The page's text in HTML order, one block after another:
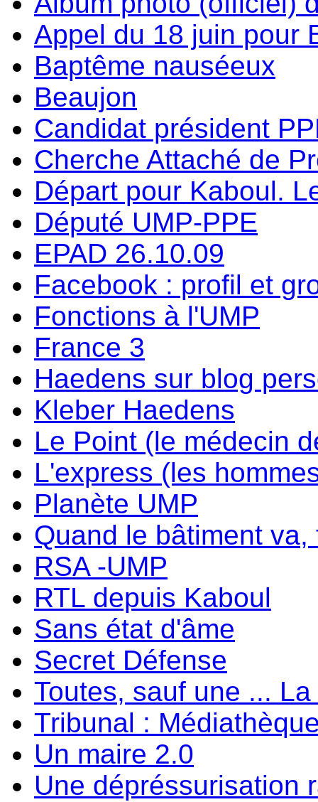
Appel du 18 juin pour
Baptême nauséeux
Beaujon
Candidat président
Cherche Attaché de
Départ pour Kaboul.
Député UMP-PPE
EPAD 26.10.09
Facebook : profil et
Fonctions à l'UMP
France 3
Haedens sur blog
Kleber Haedens
Le Point (le médecin
L'express (les
Planète UMP
Quand le bâtiment va,
RSA -UMP
RTL depuis Kaboul
Sans état d'âme
Secret Défense
Toutes, sauf une ...
Tribunal :
Un maire 2.0
Une dépréssurisation